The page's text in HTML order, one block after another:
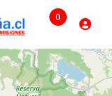
0